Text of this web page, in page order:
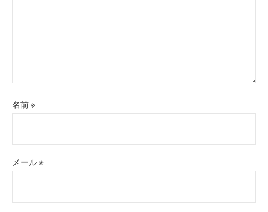
名前※
メール※